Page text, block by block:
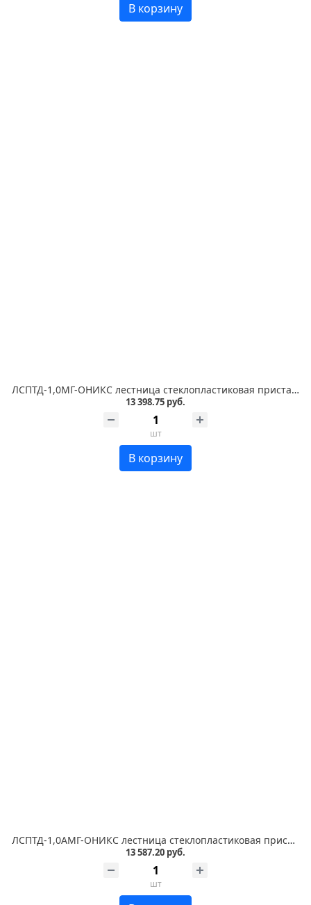
В корзину
ЛСПТД-1,0МГ-ОНИКС лестница стеклопластиковая приставная, трансформируемая в стремянку, металлические оконцеватели
13 398.75 руб.
шт
В корзину
ЛСПТД-1,0АМГ-ОНИКС лестница стеклопластиковая приставная, трансформируемая в стремянку, металлические оконцеватели, с абразивным покрытием ступеней
13 587.20 руб.
шт